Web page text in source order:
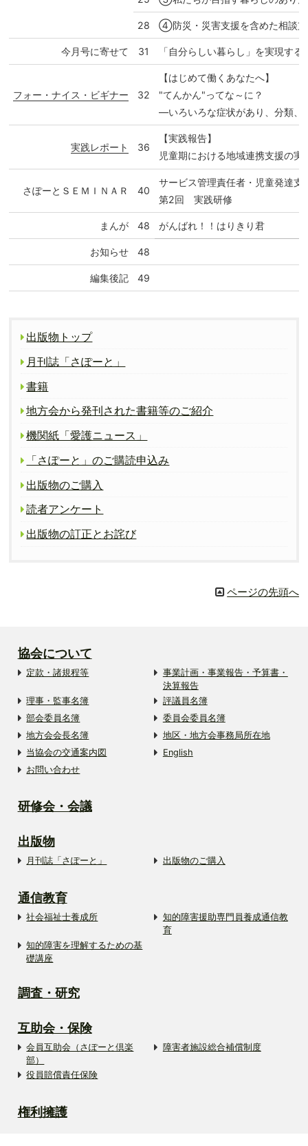
28 ④防災・災害支援を含めた相談
今月号に寄せて 31 「自分らしい暮らし」を実現す
フォー・ナイス・ビギナー 32
【はじめて働くあなたへ】
"てんかん"ってな～に？
―いろいろな症状があり、分類
実践レポート 36
【実践報告】
児童期における地域連携支援の実
さぽーとＳＥＭＩＮＡＲ 40
サービス管理責任者・児童発達
第2回 実践研修
まんが 48 がんばれ！！はりきり君
お知らせ 48
編集後記 49
出版物トップ
月刊誌「さぽーと」
書籍
地方会から発刊された書籍等のご紹介
機関紙「愛護ニュース」
「さぽーと」のご購読申込み
出版物のご購入
読者アンケート
出版物の訂正とお詫び
ページの先頭へ
協会について
定款・諸規程等
事業計画・事業報告・予算書・
決算報告
理事・監事名簿
評議員名簿
部会委員名簿
委員会委員名簿
地方会会長名簿
地区・地方会事務局所在地
当協会の交通案内図
English
お問い合わせ
研修会・会議
出版物
月刊誌「さぽーと」 出版物のご購入
通信教育
社会福祉士養成所
知的障害援助専門員養成通信教
育
知的障害を理解するための基
礎講座
調査・研究
互助会・保険
会員互助会（さぽーと倶楽
部）
障害者施設総合補償制度
役員賠償責任保険
権利擁護